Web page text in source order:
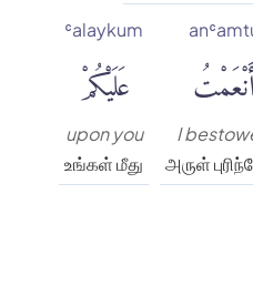
I
அருள்
ʿalaykum
عَلَيْكُمْ
upon you
உங்கள் மீது